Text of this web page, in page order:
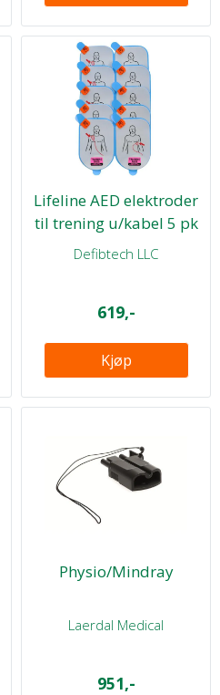
Lifeline AED elektroder
til trening u/kabel 5 pk
Defibtech LLC
619,-
Kjøp
Physio/Mindray
Laerdal Medical
951,-